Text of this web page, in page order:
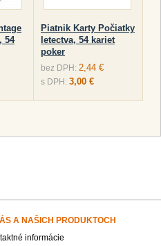
54
Piatnik Karty Počiatky
letectva, 54 kariet
poker
bez DPH: 2,44 €
s DPH: 3,00 €
A NAŠICH PRODUKTOCH
informácie